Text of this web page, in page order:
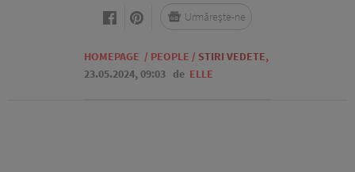
HOMEPAGE / PEOPLE / STIRI VEDETE,
23.05.2024, 09:03 de ELLE
Urmărește-ne